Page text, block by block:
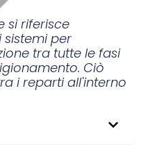
si riferisce
sistemi per
tra tutte le fasi
Ciò
i reparti all'interno